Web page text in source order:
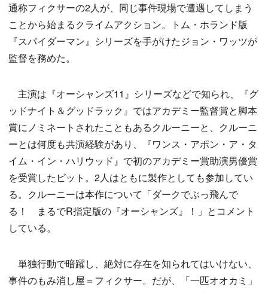
通称フィクサーの2人が、同じ事件現場で遭遇してしまう
ことから始まるクライムアクション。トム・ホランド版
『スパイダーマン』シリーズを手がけたジョン・ワッツが
監督を務めた。
主演は『オーシャンズ11』シリーズなどで知られ、『グ
ッドナイト＆グッドラック』ではアカデミー監督賞と脚本
賞にノミネートされたこともあるクルーニーと、クルーニ
ーとは何度も共演経験があり、『ワンス・アポン・ア・タ
イム・イン・ハリウッド』で初のアカデミー賞助演男優賞
を受賞したピット。2人はともに製作としても参加してい
る。クルーニーは本作について「ダークでぶっ飛んで
る！ まるでR指定版の『オーシャンズ』！」とコメント
している。
単独行動で暗躍し、絶対に存在を知られてはいけない、
事件のもみ消し屋＝フィクサー。だが、「一匹オオカミ」